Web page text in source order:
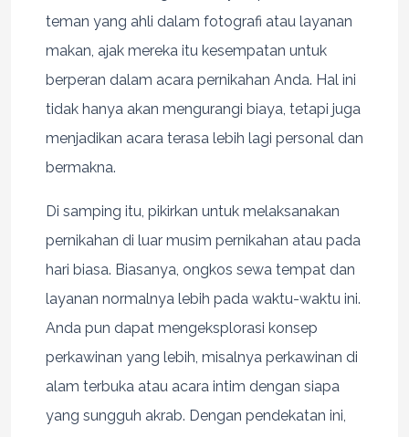
teman yang ahli dalam fotografi atau layanan
makan, ajak mereka itu kesempatan untuk
berperan dalam acara pernikahan Anda. Hal ini
tidak hanya akan mengurangi biaya, tetapi juga
menjadikan acara terasa lebih lagi personal dan
bermakna.
Di samping itu, pikirkan untuk melaksanakan
pernikahan di luar musim pernikahan atau pada
hari biasa. Biasanya, ongkos sewa tempat dan
layanan normalnya lebih pada waktu-waktu ini.
Anda pun dapat mengeksplorasi konsep
perkawinan yang lebih, misalnya perkawinan di
alam terbuka atau acara intim dengan siapa
yang sungguh akrab. Dengan pendekatan ini,